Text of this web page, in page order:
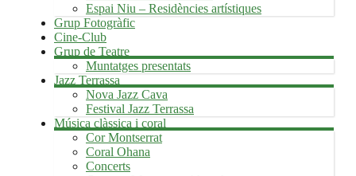
Espai Niu – Residències artístiques
Grup Fotogràfic
Cine-Club
Grup de Teatre
Muntatges presentats
Jazz Terrassa
Nova Jazz Cava
Festival Jazz Terrassa
Música clàssica i coral
Cor Montserrat
Coral Ohana
Concerts